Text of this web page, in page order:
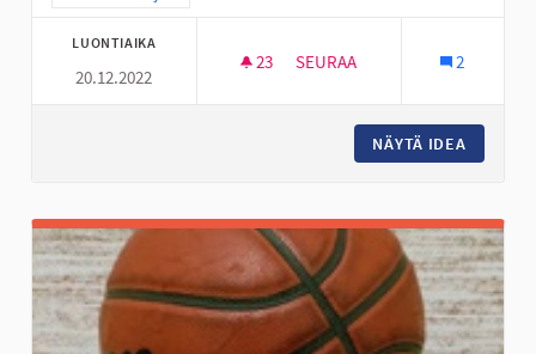
LUONTIAIKA
20.12.2022
23 23 SEURAAJAA
SEURAA 2
NÄYTÄ IDEA